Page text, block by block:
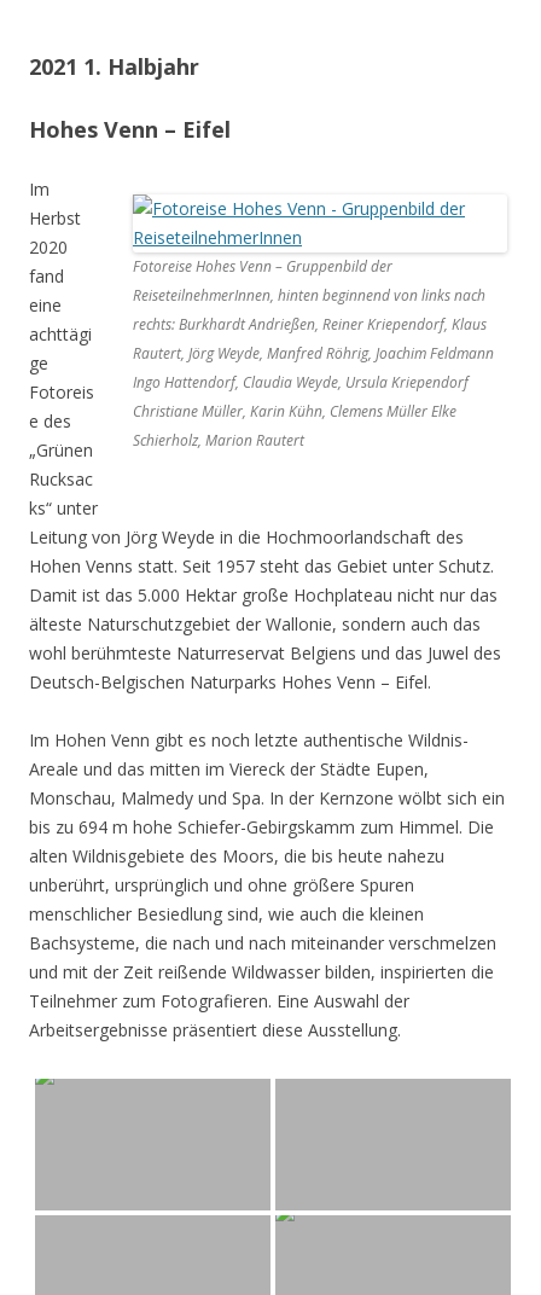
2021 1. Halbjahr
Hohes Venn – Eifel
Fotoreise Hohes Venn – Gruppenbild der
ReiseteilnehmerInnen, hinten beginnend von links nach
rechts: Burkhardt Andrießen, Reiner Kriependorf, Klaus
Rautert, Jörg Weyde, Manfred Röhrig, Joachim Feldmann
Ingo Hattendorf, Claudia Weyde, Ursula Kriependorf
Christiane Müller, Karin Kühn, Clemens Müller Elke
Schierholz, Marion Rautert
Im
Herbst
2020
fand
eine
achttägi
ge
Fotoreis
e des
„Grünen
Rucksac
ks“ unter
Leitung von Jörg Weyde in die Hochmoorlandschaft des
Hohen Venns statt. Seit 1957 steht das Gebiet unter Schutz.
Damit ist das 5.000 Hektar große Hochplateau nicht nur das
älteste Naturschutzgebiet der Wallonie, sondern auch das
wohl berühmteste Naturreservat Belgiens und das Juwel des
Deutsch-Belgischen Naturparks Hohes Venn – Eifel.
Im Hohen Venn gibt es noch letzte authentische Wildnis-
Areale und das mitten im Viereck der Städte Eupen,
Monschau, Malmedy und Spa. In der Kernzone wölbt sich ein
bis zu 694 m hohe Schiefer-Gebirgskamm zum Himmel. Die
alten Wildnisgebiete des Moors, die bis heute nahezu
unberührt, ursprünglich und ohne größere Spuren
menschlicher Besiedlung sind, wie auch die kleinen
Bachsysteme, die nach und nach miteinander verschmelzen
und mit der Zeit reißende Wildwasser bilden, inspirierten die
Teilnehmer zum Fotografieren. Eine Auswahl der
Arbeitsergebnisse präsentiert diese Ausstellung.